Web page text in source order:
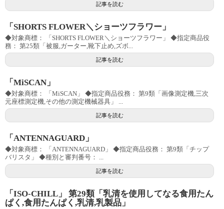
記事を読む
「SHORTS FLOWER＼ショーツフラワー」
◆対象商標： 「SHORTS FLOWER＼ショーツフラワー」 ◆指定商品役
務： 第25類「被服,ガーター,靴下止め,ズボ...
記事を読む
「MiSCAN」
◆対象商標： 「MiSCAN」 ◆指定商品役務： 第9類「画像測定機,三次
元座標測定機,その他の測定機械器具」 ...
記事を読む
「ANTENNAGUARD」
◆対象商標： 「ANTENNAGUARD」 ◆指定商品役務： 第9類「チップ
バリスタ」 ◆種別と審判番号： ...
記事を読む
「ISO-CHILL」 第29類「乳清を使用してなる食用たん
ぱく,食用たんぱく,乳清,乳製品」